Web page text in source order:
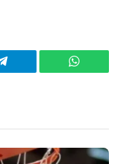
Telegram